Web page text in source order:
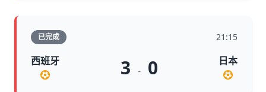
已完成 21:15
西班牙 3 - 0 日本